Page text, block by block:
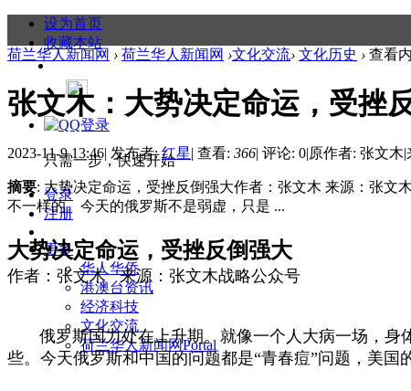
设为首页
收藏本站
只需一步，快速开始
登录
注册
更多
华人华侨
港澳台资讯
经济科技
文化交流
荷兰华人新闻网Portal
荷兰华人新闻网 › 荷兰华人新闻网 ›文化交流› 文化历史 › 查看
张文木：大势决定命运，受挫
2023-11-9 13:46| 发布者:红星| 查看: 366| 评论: 0|原作者: 张文木|
摘要: 大势决定命运，受挫反倒强大作者：张文木 来源：张文
不一样的。今天的俄罗斯不是弱虚，只是 ...
大势决定命运，受挫反倒强大
作者：张文木 来源：张文木战略公众号
俄罗斯国力处在上升期。就像一个人大病一场，身
些。今天俄罗斯和中国的问题都是“青春痘”问题，美国